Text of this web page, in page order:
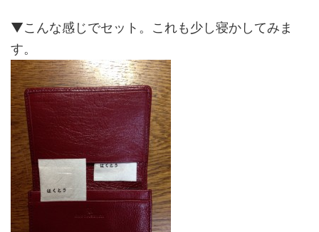
▼こんな感じでセット。これも少し寝かしてみま
す。